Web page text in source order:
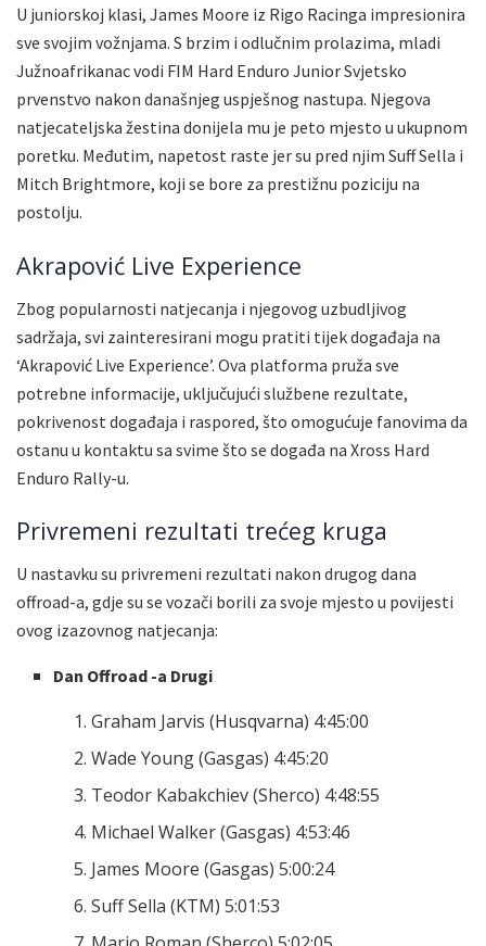
U juniorskoj klasi, James Moore iz Rigo Racinga impresionira
sve svojim vožnjama. S brzim i odlučnim prolazima, mladi
Južnoafrikanac vodi FIM Hard Enduro Junior Svjetsko
prvenstvo nakon današnjeg uspješnog nastupa. Njegova
natjecateljska žestina donijela mu je peto mjesto u ukupnom
poretku. Međutim, napetost raste jer su pred njim Suff Sella i
Mitch Brightmore, koji se bore za prestižnu poziciju na
postolju.
Akrapović Live Experience
Zbog popularnosti natjecanja i njegovog uzbudljivog
sadržaja, svi zainteresirani mogu pratiti tijek događaja na
‘Akrapović Live Experience’. Ova platforma pruža sve
potrebne informacije, uključujući službene rezultate,
pokrivenost događaja i raspored, što omogućuje fanovima da
ostanu u kontaktu sa svime što se događa na Xross Hard
Enduro Rally-u.
Privremeni rezultati trećeg kruga
U nastavku su privremeni rezultati nakon drugog dana
offroad-a, gdje su se vozači borili za svoje mjesto u povijesti
ovog izazovnog natjecanja:
Dan Offroad -a Drugi
Graham Jarvis (Husqvarna) 4:45:00
Wade Young (Gasgas) 4:45:20
Teodor Kabakchiev (Sherco) 4:48:55
Michael Walker (Gasgas) 4:53:46
James Moore (Gasgas) 5:00:24
Suff Sella (KTM) 5:01:53